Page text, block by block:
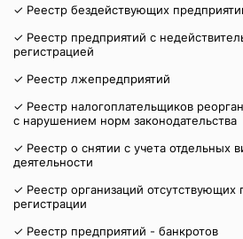
✓ Реестр бездействующих
✓ Реестр предприятий с
регистрацией
✓ Реестр лжепредприятий
✓ Реестр налогоплательщиков
с нарушением норм законодательства
✓ Реестр о снятии с учета отдельных
деятельности
✓ Реестр организаций отсутствующих
регистрации
✓ Реестр предприятий - банкротов